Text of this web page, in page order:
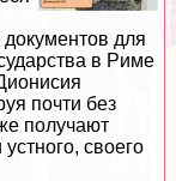
для
в Риме
почти без
получают
своего